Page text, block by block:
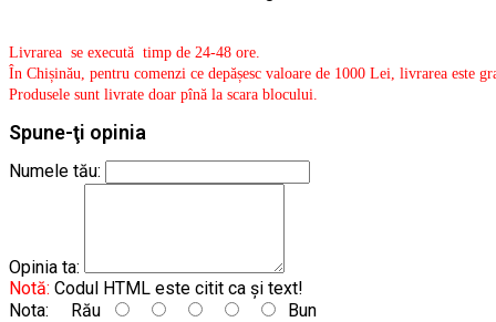
Livrarea se execută timp de 24-48 ore.
În Chișinău, pentru comenzi ce depășesc valoare de 1000 Lei, livrarea este
Produsele sunt livrate doar pînă la scara blocului.
Spune-ţi opinia
Numele tău:
Opinia ta:
Notă: Codul HTML este citit ca şi text!
Nota: Rău
Bun